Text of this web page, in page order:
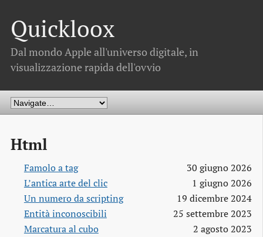
Quickloox
Dal mondo Apple all'universo digitale, in
visualizzazione rapida dell'ovvio
Html
Famolo a tag
30 giugno 2026
L’antica arte del clic
1 giugno 2026
Un numero da scripting
19 dicembre 2024
Entità inconoscibili
25 settembre 2023
Marcatura al cubo
2 agosto 2023